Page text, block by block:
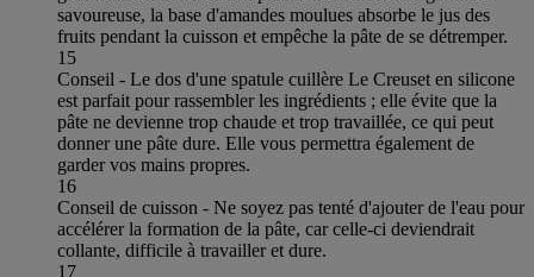
savoureuse, la base d'amandes moulues absorbe le jus des
fruits pendant la cuisson et empêche la pâte de se détremper.
15
Conseil - Le dos d'une spatule cuillère Le Creuset en silicone
est parfait pour rassembler les ingrédients ; elle évite que la
pâte ne devienne trop chaude et trop travaillée, ce qui peut
donner une pâte dure. Elle vous permettra également de
garder vos mains propres.
16
Conseil de cuisson - Ne soyez pas tenté d'ajouter de l'eau pour
accélérer la formation de la pâte, car celle-ci deviendrait
collante, difficile à travailler et dure.
17